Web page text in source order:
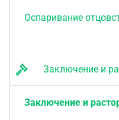
Оспаривание
Заключение и
Заключение и